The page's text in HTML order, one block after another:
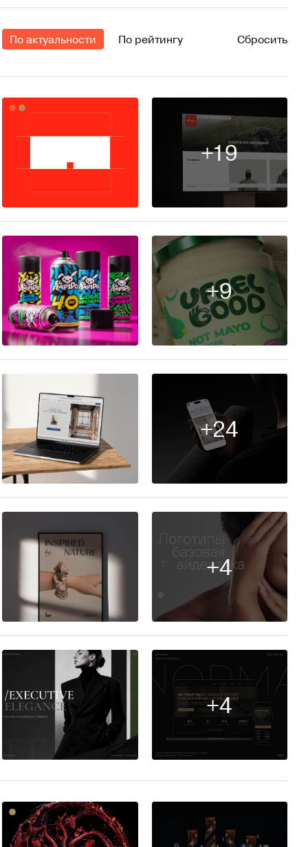
По актуальности По рейтингу Сбросить
308
+19
93
+9
47
+24
+4
+4